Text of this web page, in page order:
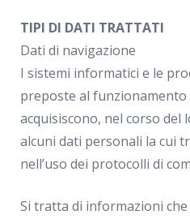
TIPI DI DATI TRATTATI
Dati di navigazione
I sistemi informatici e le
preposte al funzionamento
acquisiscono, nel corso del
alcuni dati personali la cui
nell’uso dei protocolli di
Si tratta di informazioni